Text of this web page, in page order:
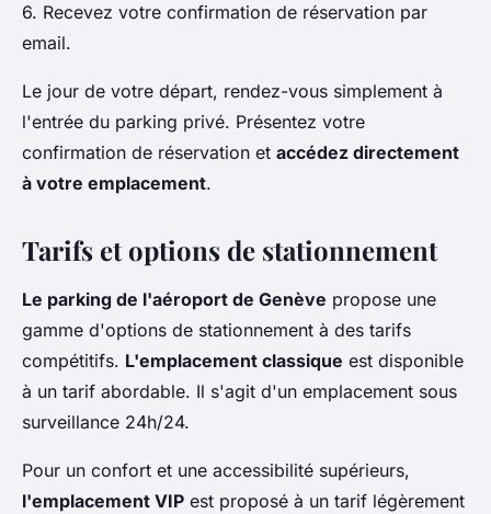
6. Recevez votre confirmation de réservation par
email.
Le jour de votre départ, rendez-vous simplement à
l'entrée du parking privé. Présentez votre
confirmation de réservation et accédez directement
à votre emplacement.
Tarifs et options de stationnement
Le parking de l'aéroport de Genève propose une
gamme d'options de stationnement à des tarifs
compétitifs. L'emplacement classique est disponible
à un tarif abordable. Il s'agit d'un emplacement sous
surveillance 24h/24.
Pour un confort et une accessibilité supérieurs,
l'emplacement VIP est proposé à un tarif légèrement